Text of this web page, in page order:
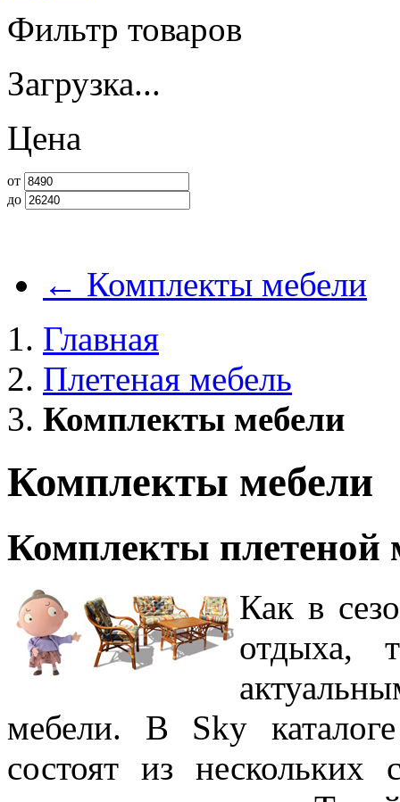
Фильтр товаров
Загрузка...
Цена
от
до
← Комплекты мебели
Главная
Плетеная мебель
Комплекты мебели
Комплекты мебели
Комплекты плетеной
Как в
отдыха,
мебели. В Sky
состоят из нескольких